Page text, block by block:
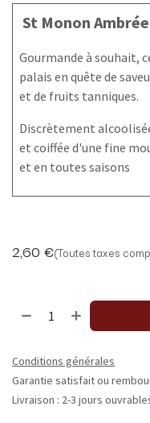
St Monon
Gourmande à souhait,
palais en quête de
et de fruits tanniques.
Discrètement
et coiffée d'une fine
et en toutes saisons
2,60 €(Toutes taxes
Conditions générales
Garantie satisfait ou
Livraison : 2-3 jours